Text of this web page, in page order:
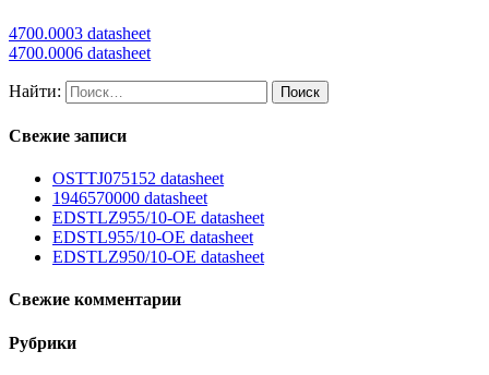
4700.0003 datasheet
4700.0006 datasheet
Найти:
Свежие записи
OSTTJ075152 datasheet
1946570000 datasheet
EDSTLZ955/10-OE datasheet
EDSTL955/10-OE datasheet
EDSTLZ950/10-OE datasheet
Свежие комментарии
Рубрики